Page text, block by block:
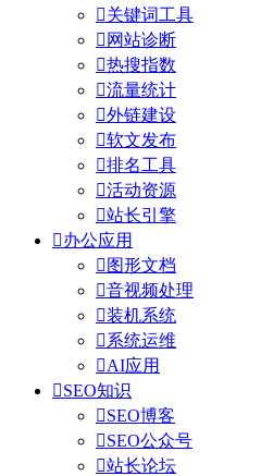
关键词工具
 网站诊断
热搜指数
流量统计
外链建设
软文发布
排名工具
活动资源
站长引擎
办公应用
 图形文档
音视频处理
装机系统
系统运维
AI应用
SEO知识
SEO博客
SEO公众号
站长论坛